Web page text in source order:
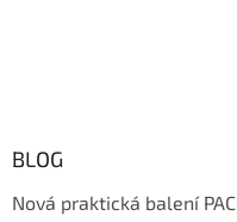
BLOG
Nová praktická balení